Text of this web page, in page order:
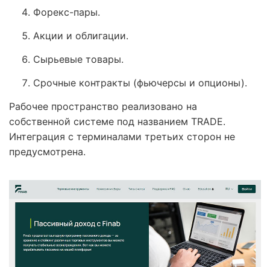
Форекс-пары.
Акции и облигации.
Сырьевые товары.
Срочные контракты (фьючерсы и опционы).
Рабочее пространство реализовано на
собственной системе под названием TRADE.
Интеграция с терминалами третьих сторон не
предусмотрена.